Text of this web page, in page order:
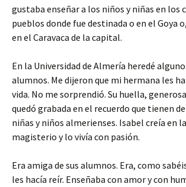
gustaba enseñar a los niños y niñas en los
pueblos donde fue destinada o en el Goya
en el Caravaca de la capital.
En la Universidad de Almería heredé
alumnos. Me dijeron que mi hermana les
vida. No me sorprendió. Su huella,
quedó grabada en el recuerdo que tienen
niñas y niños almerienses. Isabel creía en
magisterio y lo vivía con pasión.
Era amiga de sus alumnos. Era, como
les hacía reír. Enseñaba con amor y con